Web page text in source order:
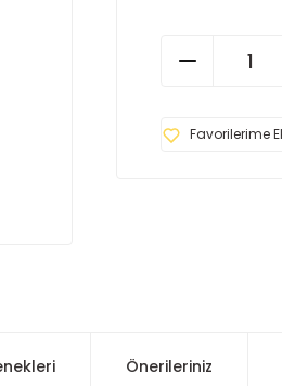
Önerileriniz